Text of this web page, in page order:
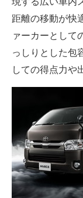
距離の移動が快
ァーカーとして
っしりとした包
しての得点力や